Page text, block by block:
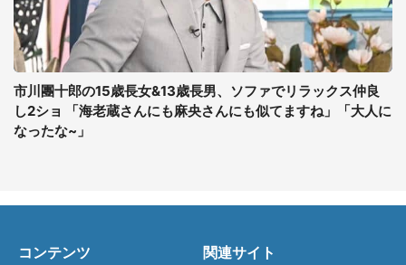
市川團十郎の15歳長女&13歳長男、ソファでリラックス仲良
し2ショ 「海老蔵さんにも麻央さんにも似てますね」「大人に
なったな~」
コンテンツ 関連サイト